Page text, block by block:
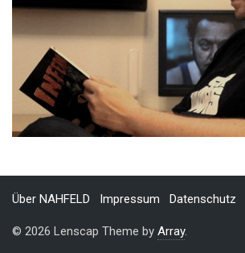
Über NAHFELD Impressum Datenschutz
© 2026 Lenscap Theme by Array.